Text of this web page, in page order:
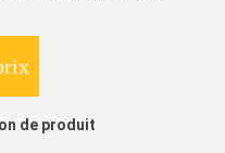
de produit